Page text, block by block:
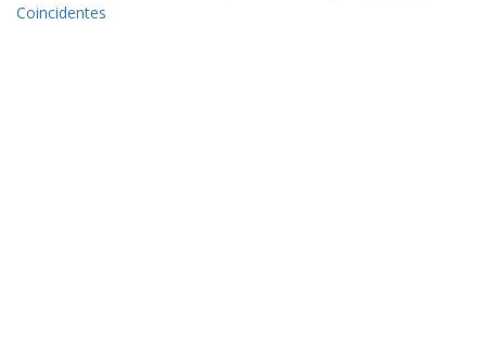
Coincidentes